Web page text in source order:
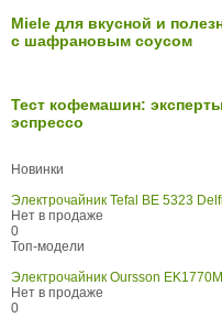
Miele для вкусной и
с шафрановым соусом
Тест кофемашин:
эспрессо
Новинки
Электрочайник Tefal BE 5323
Нет в продаже
0
Топ-модели
Электрочайник Oursson
Нет в продаже
0